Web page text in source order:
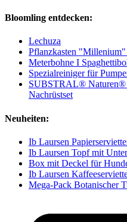
Bloomling entdecken:
Lechuza
Pflanzkasten "Millenium"
Meterbohne I
Spezialreiniger für
SUBSTRAL® Naturen®
Nachrüstset
Neuheiten:
Ib Laursen
Ib Laursen Topf mit
Box mit Deckel für
Ib Laursen
Mega-Pack Botanischer